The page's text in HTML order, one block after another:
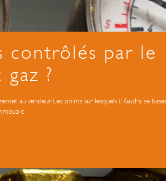
contrôlés par le
?
au vendeur. Les points sur lesquels il faudra se
: